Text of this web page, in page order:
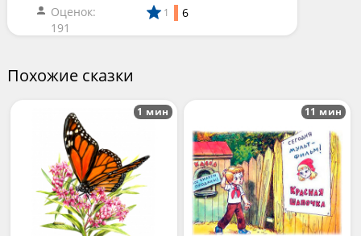
Оценок:
191
1 6
Похожие сказки
1 мин 11 мин